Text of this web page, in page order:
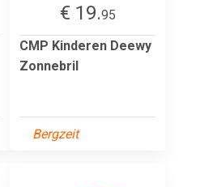
€ 19.95
CMP Kinderen Deewy
Zonnebril
Bergzeit